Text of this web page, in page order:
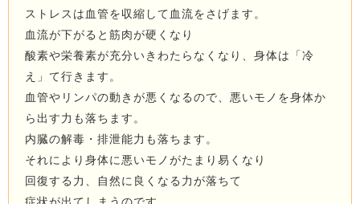
ストレスは血管を収縮して血流をさげます。
血流が下がると筋肉が硬くなり
酸素や栄養素が充分いきわたらなくなり、身体は「冷
え」て行きます。
血管やリンパの動きが悪くなるので、悪いモノを身体か
ら出す力も落ちます。
内臓の解毒・排泄能力も落ちます。
それにより身体に悪いモノがたまり易くなり
回復する力、自然に良くなる力が落ちて